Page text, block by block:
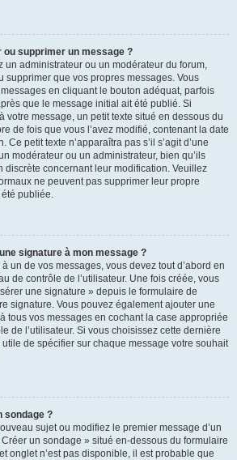
supprimer un message ?
un administrateur ou un modérateur du forum,
supprimer que vos propres messages. Vous
en cliquant le bouton adéquat, parfois
que le message initial ait été publié. Si
votre message, un petit texte situé en dessous du
de fois que vous l’avez modifié, contenant la date
Ce petit texte n’apparaîtra pas s’il s’agit d’une
modérateur ou un administrateur, bien qu’ils
discrète concernant leur modification. Veuillez
ne peuvent pas supprimer leur propre
publiée.
signature à mon message ?
un de vos messages, vous devez tout d’abord en
de contrôle de l’utilisateur. Une fois créée, vous
une signature » depuis le formulaire de
signature. Vous pouvez également ajouter une
tous vos messages en cochant la case appropriée
de l’utilisateur. Si vous choisissez cette dernière
de spécifier sur chaque message votre souhait
sondage ?
sujet ou modifiez le premier message d’un
un sondage » situé en-dessous du formulaire
onglet n’est pas disponible, il est probable que